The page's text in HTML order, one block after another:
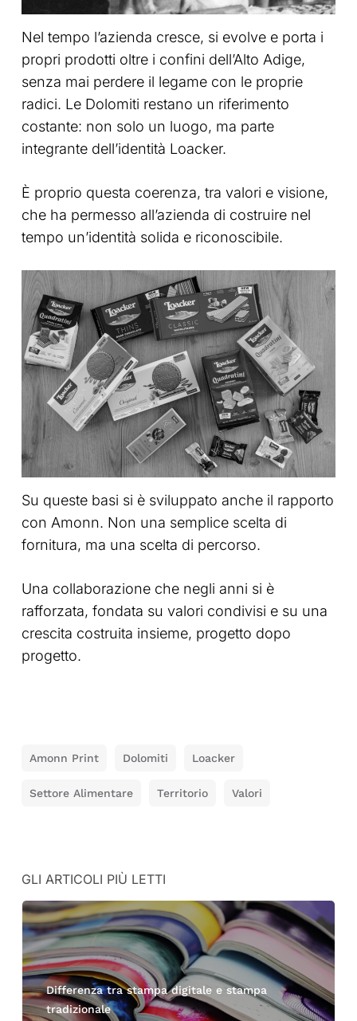
Nel tempo l’azienda cresce, si evolve e porta i
propri prodotti oltre i confini dell’Alto Adige,
senza mai perdere il legame con le proprie
radici. Le Dolomiti restano un riferimento
costante: non solo un luogo, ma parte
integrante dell’identità Loacker.
È proprio questa coerenza, tra valori e visione,
che ha permesso all’azienda di costruire nel
tempo un’identità solida e riconoscibile.
Su queste basi si è sviluppato anche il rapporto
con Amonn. Non una semplice scelta di
fornitura, ma una scelta di percorso.
Una collaborazione che negli anni si è
rafforzata, fondata su valori condivisi e su una
crescita costruita insieme, progetto dopo
progetto.
Amonn Print Dolomiti Loacker
Settore Alimentare Territorio Valori
GLI ARTICOLI PIÙ LETTI
Differenza tra stampa digitale e stampa
tradizionale